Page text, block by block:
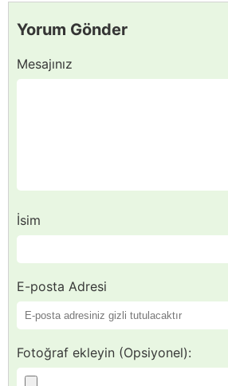
Yorum Gönder
Mesajınız
İsim
E-posta Adresi
Fotoğraf ekleyin (Opsiyonel):